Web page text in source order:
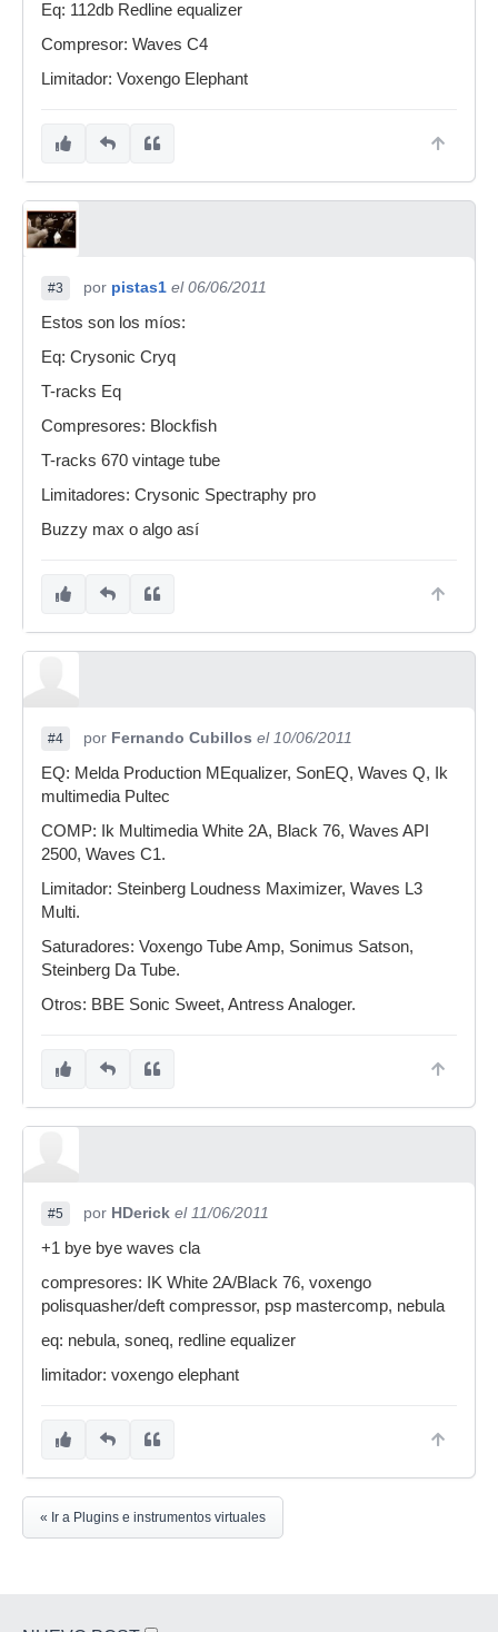
Eq: 112db Redline equalizer
Compresor: Waves C4
Limitador: Voxengo Elephant
#3 por pistas1 el 06/06/2011
Estos son los míos:
Eq: Crysonic Cryq
T-racks Eq
Compresores: Blockfish
T-racks 670 vintage tube
Limitadores: Crysonic Spectraphy pro
Buzzy max o algo así
#4 por Fernando Cubillos el 10/06/2011
EQ: Melda Production MEqualizer, SonEQ, Waves Q, Ik
multimedia Pultec
COMP: Ik Multimedia White 2A, Black 76, Waves API
2500, Waves C1.
Limitador: Steinberg Loudness Maximizer, Waves L3
Multi.
Saturadores: Voxengo Tube Amp, Sonimus Satson,
Steinberg Da Tube.
Otros: BBE Sonic Sweet, Antress Analoger.
#5 por HDerick el 11/06/2011
+1 bye bye waves cla
compresores: IK White 2A/Black 76, voxengo
polisquasher/deft compressor, psp mastercomp, nebula
eq: nebula, soneq, redline equalizer
limitador: voxengo elephant
« Ir a Plugins e instrumentos virtuales